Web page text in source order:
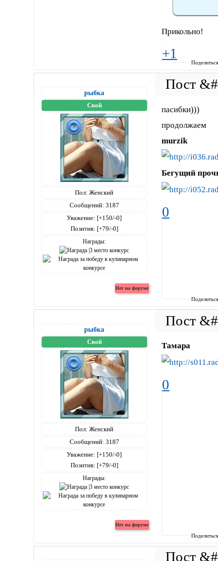
Прикольно!
+1
рыбка
Свой
Пол: Женский
Сообщений: 3187
Уважение: [+150/-0]
Позитив: [+79/-0]
Награды:
пасибки)))
продолжаем
murzik
Бегущий
0
рыбка
Свой
Пол: Женский
Сообщений: 3187
Уважение: [+150/-0]
Позитив: [+79/-0]
Награды:
Тамара
0